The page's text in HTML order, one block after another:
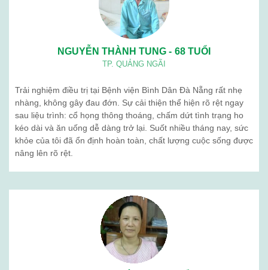
NGUYỄN THÀNH TUNG - 68 TUỔI
TP. QUẢNG NGÃI
Trải nghiệm điều trị tại Bệnh viện Bình Dân Đà Nẵng rất nhẹ
nhàng, không gây đau đớn. Sự cải thiện thể hiện rõ rệt ngay
sau liệu trình: cổ họng thông thoáng, chấm dứt tình trạng ho
kéo dài và ăn uống dễ dàng trở lại. Suốt nhiều tháng nay, sức
khỏe của tôi đã ổn định hoàn toàn, chất lượng cuộc sống được
nâng lên rõ rệt.